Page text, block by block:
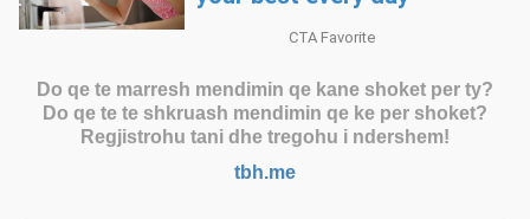
Do qe te marresh mendimin qe kane shoket per ty?
Do qe te te shkruash mendimin qe ke per shoket?
Regjistrohu tani dhe tregohu i ndershem!
tbh.me